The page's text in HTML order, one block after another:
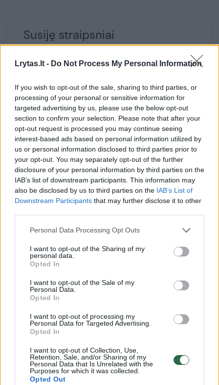
Lrytas.lt - Do Not Process My Personal Information
If you wish to opt-out of the sale, sharing to third parties, or
processing of your personal or sensitive information for
targeted advertising by us, please use the below opt-out
section to confirm your selection. Please note that after your
opt-out request is processed you may continue seeing
interest-based ads based on personal information utilized by
us or personal information disclosed to third parties prior to
your opt-out. You may separately opt-out of the further
disclosure of your personal information by third parties on the
IAB’s list of downstream participants. This information may
also be disclosed by us to third parties on the IAB’s List of
Downstream Participants that may further disclose it to other
Personal Data Processing Opt Outs
I want to opt-out of the Sharing of my
personal data.
Opted In
I want to opt-out of the Sale of my
Personal Data.
Opted In
I want to opt-out of processing my
Personal Data for Targeted Advertising.
Opted In
I want to opt-out of Collection, Use,
Retention, Sale, and/or Sharing of my
Personal Data that Is Unrelated with the
Purposes for which it was collected.
Opted Out
Susiję straipsniai
Aistringas romanas virto
košmaru: „Viską darydavau iš
baimės“
buvo
gatvėje
Susiradau gerą psichologę – ji man padėjo
ištverti ir suvokti šį sunkų laikotarpį.
ką pasakyti kitoms moterims: jeigu
nesijaučiate visu 100 procentų tikros dėl
jausmų, neverta tempti laiko ir atiminėti jo iš
Ir tik tuomet, kai paleidau abu vyrus,
pradėjau tikėti, kad kada nors sutiksiu tokį,